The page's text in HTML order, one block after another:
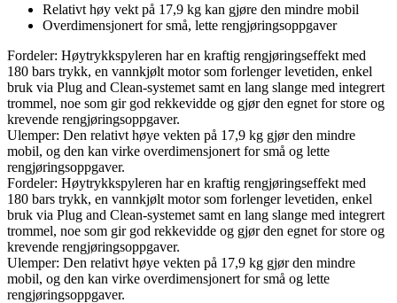
Relativt høy vekt på 17,9 kg kan gjøre den mindre mobil
Overdimensjonert for små, lette rengjøringsoppgaver
Fordeler: Høytrykkspyleren har en kraftig rengjøringseffekt med
180 bars trykk, en vannkjølt motor som forlenger levetiden, enkel
bruk via Plug and Clean-systemet samt en lang slange med integrert
trommel, noe som gir god rekkevidde og gjør den egnet for store og
krevende rengjøringsoppgaver.
Ulemper: Den relativt høye vekten på 17,9 kg gjør den mindre
mobil, og den kan virke overdimensjonert for små og lette
rengjøringsoppgaver.
Fordeler: Høytrykkspyleren har en kraftig rengjøringseffekt med
180 bars trykk, en vannkjølt motor som forlenger levetiden, enkel
bruk via Plug and Clean-systemet samt en lang slange med integrert
trommel, noe som gir god rekkevidde og gjør den egnet for store og
krevende rengjøringsoppgaver.
Ulemper: Den relativt høye vekten på 17,9 kg gjør den mindre
mobil, og den kan virke overdimensjonert for små og lette
rengjøringsoppgaver.